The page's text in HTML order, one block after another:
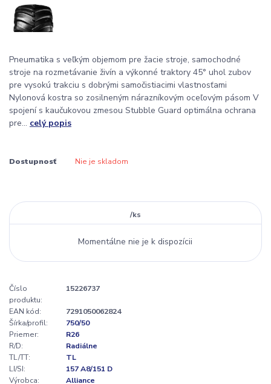
Pneumatika s veľkým objemom pre žacie stroje, samochodné
stroje na rozmetávanie živín a výkonné traktory 45° uhol zubov
pre vysokú trakciu s dobrými samočistiacimi vlastnosťami
Nylonová kostra so zosilneným nárazníkovým oceľovým pásom V
spojení s kaučukovou zmesou Stubble Guard optimálna ochrana
pre... celý popis
Dostupnosť Nie je skladom
/ks
Momentálne nie je k dispozícii
Číslo
produktu:
15226737
EAN kód:
7291050062824
Šírka/profil:
750/50
Priemer:
R26
R/D:
Radiálne
TL/TT:
TL
LI/SI:
157 A8/151 D
Výrobca:
Alliance